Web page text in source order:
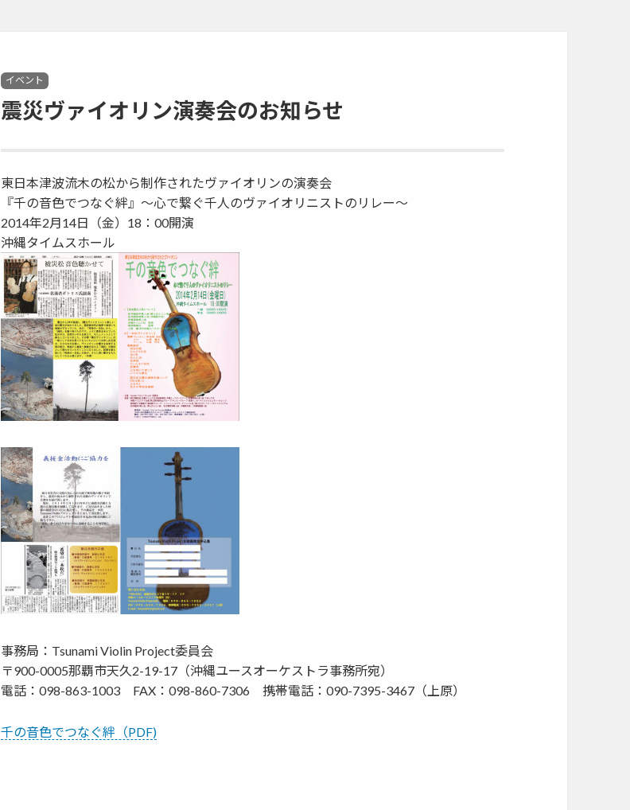
Categories
イベント
震災ヴァイオリン演奏会のお知らせ
東日本津波流木の松から制作されたヴァイオリンの演奏会
『千の音色でつなぐ絆』～心で繋ぐ千人のヴァイオリニストのリレー～
2014年2月14日（金）18：00開演
沖縄タイムスホール
事務局：Tsunami Violin Project委員会
〒900-0005那覇市天久2-19-17（沖縄ユースオーケストラ事務所宛）
電話：098-863-1003 FAX：098-860-7306 携帯電話：090-7395-3467（上原）
千の音色でつなぐ絆（PDF)